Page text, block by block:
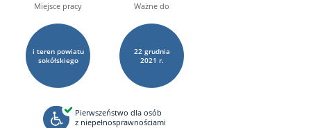
Miejsce pracy
i teren powiatu
sokółskiego
Ważne do
22 grudnia
2021 r.
Pierwszeństwo dla osób
z niepełnosprawnościami